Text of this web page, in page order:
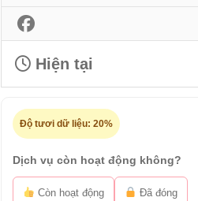
Hiện tại
Độ tươi dữ liệu: 20%
Dịch vụ còn hoạt động không?
Còn hoạt động Đã đóng